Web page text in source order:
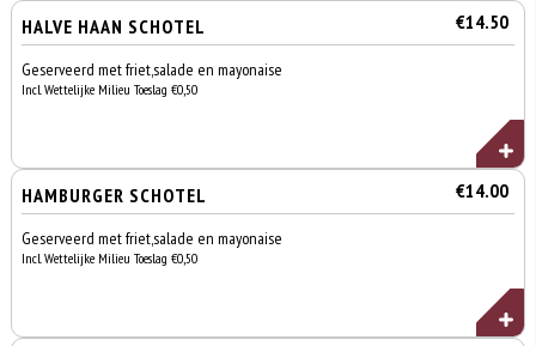
HALVE HAAN SCHOTEL €14.50
Geserveerd met friet,salade en mayonaise
Incl. Wettelijke Milieu Toeslag €0,50
HAMBURGER SCHOTEL €14.00
Geserveerd met friet,salade en mayonaise
Incl. Wettelijke Milieu Toeslag €0,50